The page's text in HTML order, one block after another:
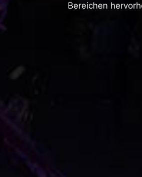
Bereichen